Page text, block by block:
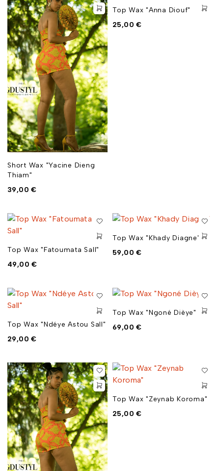
Short Wax "Yacine Dieng
Thiam"
39,00€
Top Wax "Anna Diouf"
25,00€
Top Wax "Fatoumata Sall"
49,00€
Top Wax "Khady Diagne"
59,00€
Top Wax "Ndéye Astou Sall"
29,00€
Top Wax "Ngoné Dièye"
69,00€
Top Wax "Zeynab Koroma"
25,00€